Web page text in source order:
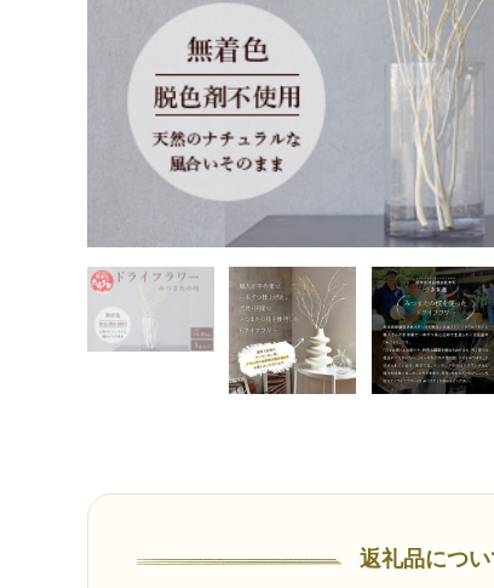
返礼品につい